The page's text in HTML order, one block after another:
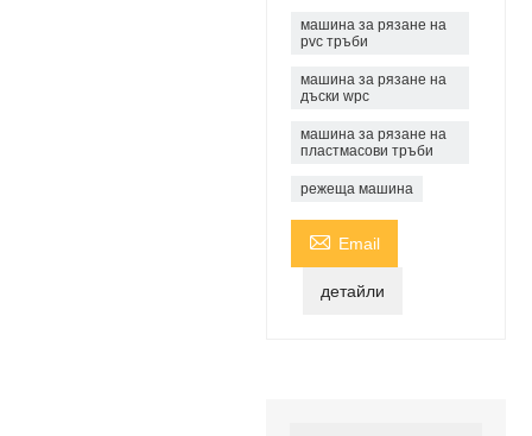
машина за рязане на
pvc тръби
машина за рязане на
дъски wpc
машина за рязане на
пластмасови тръби
режеща машина
 Email
детайли